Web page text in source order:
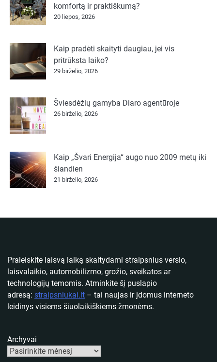
komfortą ir praktiškumą?
20 liepos, 2026
Kaip pradėti skaityti daugiau, jei vis
pritrūksta laiko?
29 birželio, 2026
Šviesdėžių gamyba Diaro agentūroje
26 birželio, 2026
Kaip „Švari Energija“ augo nuo 2009 metų iki
šiandien
21 birželio, 2026
Praleiskite laisvą laiką skaitydami straipsnius verslo,
laisvalaikio, automobilizmo, grožio, sveikatos ar
technologijų temomis. Atminkite šį puslapio
adresą: straipsniukai.lt – tai naujas ir įdomus interneto
leidinys visiems šiuolaikiškiems žmonėms.
Archyvai